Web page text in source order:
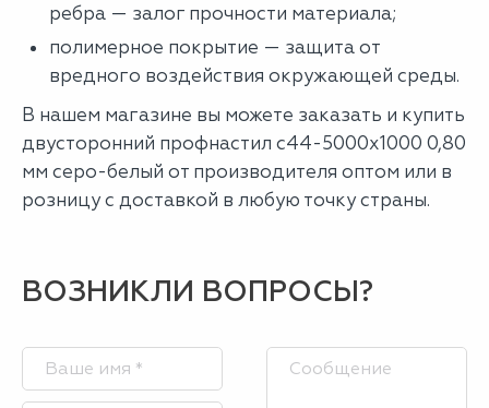
ребра — залог прочности материала;
полимерное покрытие — защита от
вредного воздействия окружающей среды.
В нашем магазине вы можете заказать и купить
двусторонний профнастил с44-5000х1000 0,80
мм серо-белый от производителя оптом или в
розницу с доставкой в любую точку страны.
ВОЗНИКЛИ ВОПРОСЫ?